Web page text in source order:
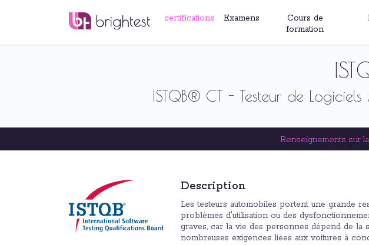
certifications Examens
Cours de
formation
ISTQB® CT - Testeur de
Renseignements sur
Description
Les testeurs automobiles portent une grande
problèmes d'utilisation ou des
graves, car la vie des personnes dépend de la
nombreuses exigences liées aux voitures à